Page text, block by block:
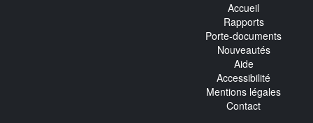
Accueil
Rapports
Porte-documents
Nouveautés
Aide
Accessibilité
Mentions légales
Contact